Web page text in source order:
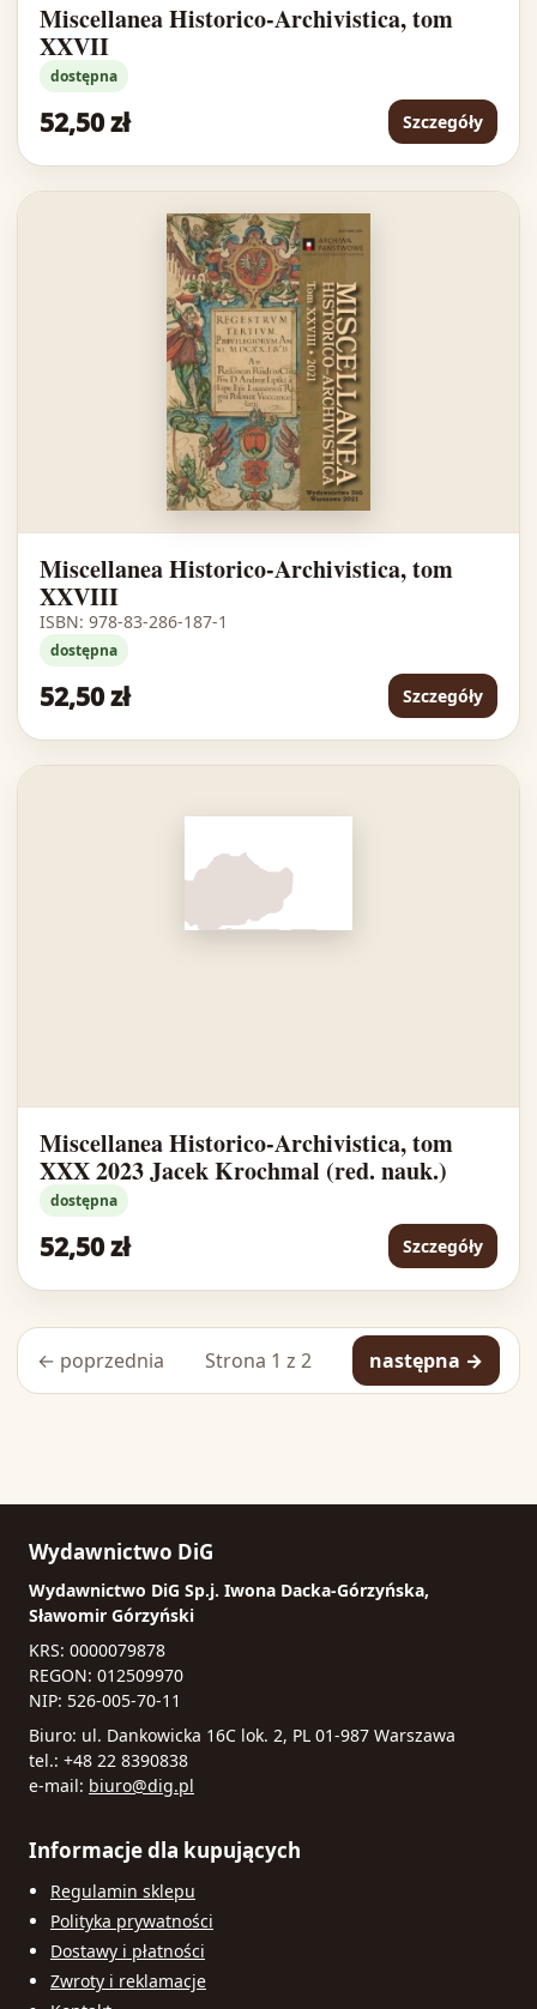
Miscellanea Historico-Archivistica, tom
XXVII
dostępna
52,50 zł Szczegóły
Miscellanea Historico-Archivistica, tom
XXVIII
ISBN: 978-83-286-187-1
dostępna
52,50 zł Szczegóły
Miscellanea Historico-Archivistica, tom
XXX 2023 Jacek Krochmal (red. nauk.)
dostępna
52,50 zł Szczegóły
← poprzednia Strona 1 z 2 następna →
Wydawnictwo DiG
Wydawnictwo DiG Sp.j. Iwona Dacka-Górzyńska,
Sławomir Górzyński
KRS: 0000079878
REGON: 012509970
NIP: 526-005-70-11
Biuro: ul. Dankowicka 16C lok. 2, PL 01-987 Warszawa
tel.: +48 22 8390838
e-mail: biuro@dig.pl
Informacje dla kupujących
Regulamin sklepu
Polityka prywatności
Dostawy i płatności
Zwroty i reklamacje